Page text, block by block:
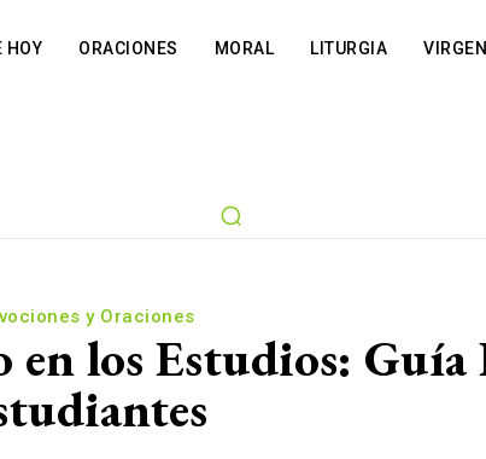
HOY ORACIONES MORAL LITURGIA
y Oraciones
los Estudios: